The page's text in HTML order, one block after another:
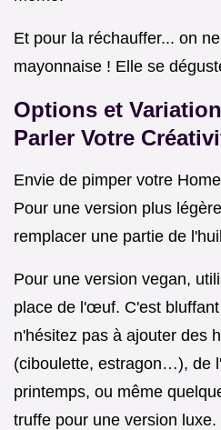
Et pour la réchauffer... on
mayonnaise ! Elle se
Options et
Parler Votre
Envie de pimper votre
Pour une version plus
remplacer une partie de
Pour une version vegan,
place de l'œuf. C'est
n'hésitez pas à ajouter des
(ciboulette, estragon…), de
printemps, ou même
truffe pour une version luxe.